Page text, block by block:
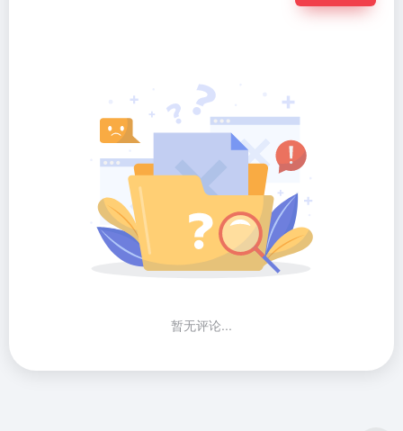
暂无评论...